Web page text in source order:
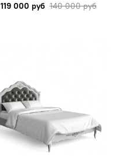
119 000 руб 140 000 руб